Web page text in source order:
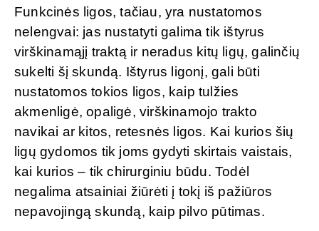
Funkcinės ligos, tačiau, yra nustatomos
nelengvai: jas nustatyti galima tik ištyrus
virškinamąjį traktą ir neradus kitų ligų, galinčių
sukelti šį skundą. Ištyrus ligonį, gali būti
nustatomos tokios ligos, kaip tulžies
akmenligė, opaligė, virškinamojo trakto
navikai ar kitos, retesnės ligos. Kai kurios šių
ligų gydomos tik joms gydyti skirtais vaistais,
kai kurios – tik chirurginiu būdu. Todėl
negalima atsainiai žiūrėti į tokį iš pažiūros
nepavojingą skundą, kaip pilvo pūtimas.